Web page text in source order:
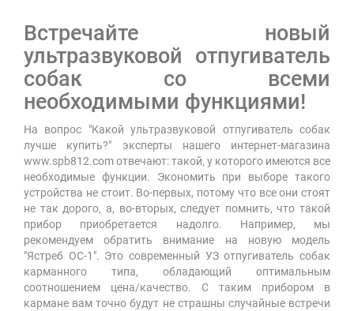
Встречайте новый
ультразвуковой отпугиватель
собак со всеми
необходимыми функциями!
На вопрос "Какой ультразвуковой отпугиватель собак
лучше купить?" эксперты нашего интернет-магазина
www.spb812.com отвечают: такой, у которого имеются все
необходимые функции. Экономить при выборе такого
устройства не стоит. Во-первых, потому что все они стоят
не так дорого, а, во-вторых, следует помнить, что такой
прибор приобретается надолго. Например, мы
рекомендуем обратить внимание на новую модель
"Ястреб ОС-1". Это современный УЗ отпугиватель собак
карманного типа, обладающий оптимальным
соотношением цена/качество. С таким прибором в
кармане вам точно будут не страшны случайные встречи